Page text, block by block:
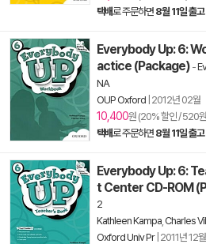
택배로 주문하면 8월 11일 출고
Everybody Up: 6:
actice (Package) -
NA
OUP Oxford 2012년 02월
10,400원 (20% 할인 / 520
택배로 주문하면 8월 11일 출고
Everybody Up: 6:
t Center CD-ROM
2
Kathleen Kampa Charles
Oxford Univ Pr| 2011년 12월